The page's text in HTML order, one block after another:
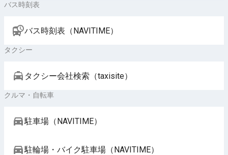
バス時刻表
バス時刻表（NAVITIME）
タクシー
タクシー会社検索（taxisite）
クルマ・自転車
駐車場（NAVITIME）
駐輪場・バイク駐車場（NAVITIME）